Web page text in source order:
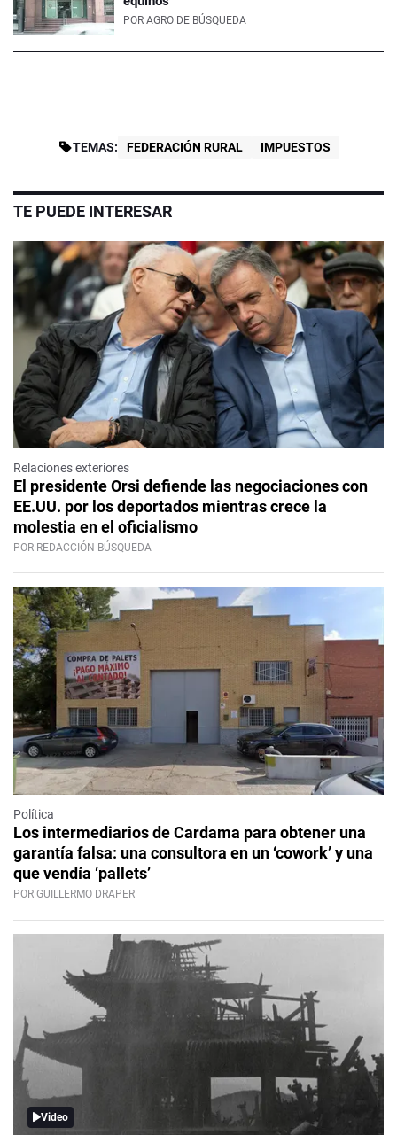
POR AGRO DE BÚSQUEDA
TEMAS: FEDERACIÓN RURAL IMPUESTOS
TE PUEDE INTERESAR
Relaciones exteriores
El presidente Orsi defiende las negociaciones con
EE.UU. por los deportados mientras crece la
molestia en el oficialismo
POR REDACCIÓN BÚSQUEDA
Política
Los intermediarios de Cardama para obtener una
garantía falsa: una consultora en un ‘cowork’ y una
que vendía ‘pallets’
POR GUILLERMO DRAPER
Video